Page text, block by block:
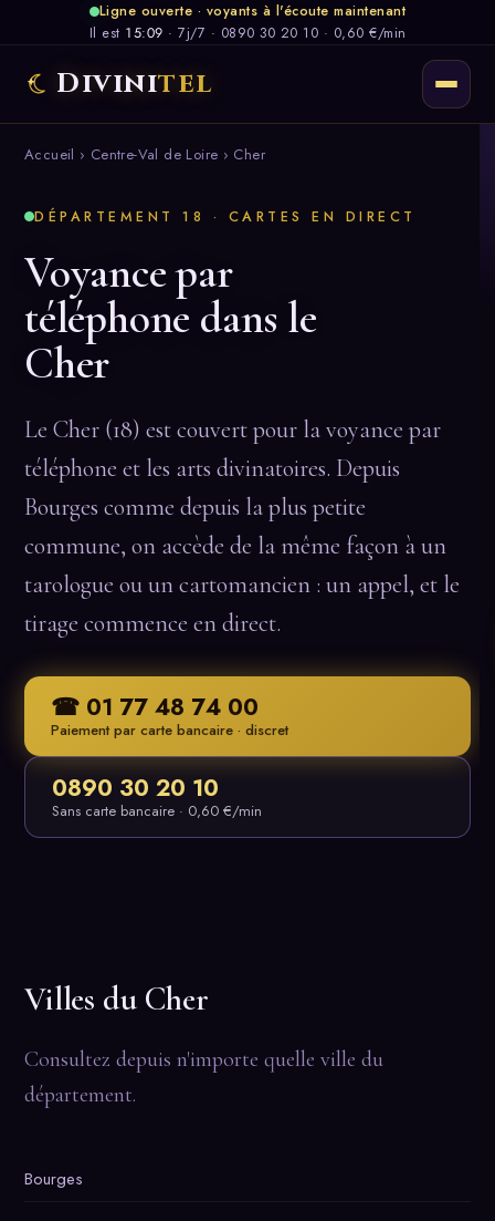
Ligne ouverte · voyants à l'écoute maintenant
Il est 15:09 · 7j/7 · 0890 30 20 10 · 0,60 €/min
Divinitel
Accueil › Centre-Val de Loire › Cher
DÉPARTEMENT 18 · CARTES EN DIRECT
Voyance par
téléphone dans le
Cher
Le Cher (18) est couvert pour la voyance par
téléphone et les arts divinatoires. Depuis
Bourges comme depuis la plus petite
commune, on accède de la même façon à un
tarologue ou un cartomancien : un appel, et le
tirage commence en direct.
☎ 01 77 48 74 00
Paiement par carte bancaire · discret
0890 30 20 10
Sans carte bancaire · 0,60 €/min
Villes du Cher
Consultez depuis n'importe quelle ville du
département.
Bourges